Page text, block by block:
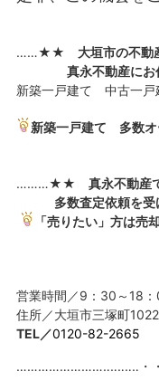
……★★ 大垣市の不
真永不動産にお任
新築一戸建て 中古一
新築一戸建て
多数
詳
………★★ 真永不動産
多数査定依頼を受け
「売りたい」 方は売
専用ペ
営業時間／9：30～18：
住所／大垣市三塚町
TEL／0120-82-2665
……………………‥‥‥‥‥・